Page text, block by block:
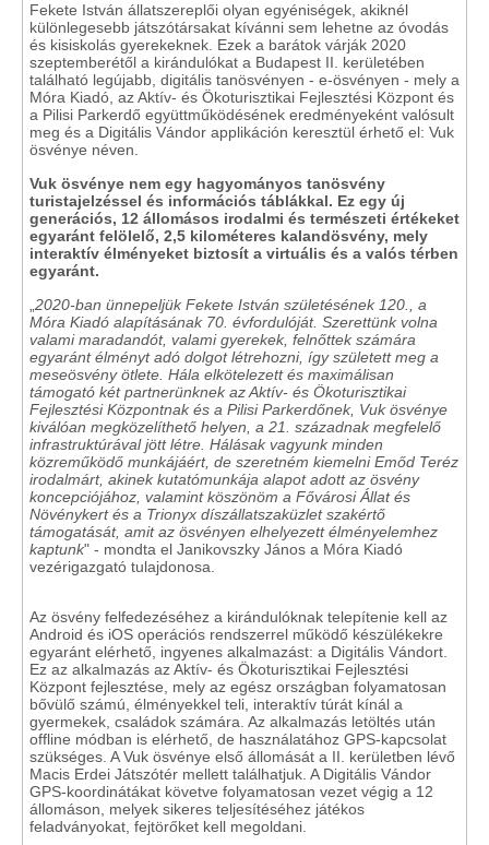
Fekete István állatszereplői olyan egyéniségek, akiknél
különlegesebb játszótársakat kívánni sem lehetne az óvodás
és kisiskolás gyerekeknek. Ezek a barátok várják 2020
szeptemberétől a kirándulókat a Budapest II. kerületében
található legújabb, digitális tanösvényen - e-ösvényen - mely a
Móra Kiadó, az Aktív- és Ökoturisztikai Fejlesztési Központ és
a Pilisi Parkerdő együttműködésének eredményeként valósult
meg és a Digitális Vándor applikáción keresztül érhető el: Vuk
ösvénye néven.
Vuk ösvénye nem egy hagyományos tanösvény
turistajelzéssel és információs táblákkal. Ez egy új
generációs, 12 állomásos irodalmi és természeti értékeket
egyaránt felölelő, 2,5 kilométeres kalandösvény, mely
interaktív élményeket biztosít a virtuális és a valós térben
egyaránt.
2020-ban ünnepeljük Fekete István születésének 120., a
Móra Kiadó alapításának 70. évfordulóját. Szerettünk volna
valami maradandót, valami gyerekek, felnőttek számára
egyaránt élményt adó dolgot létrehozni, így született meg a
meseösvény ötlete. Hála elkötelezett és maximálisan
támogató két partnerünknek az Aktív- és Ökoturisztikai
Fejlesztési Központnak és a Pilisi Parkerdőnek, Vuk ösvénye
kiválóan megközelíthető helyen, a 21. századnak megfelelő
infrastruktúrával jött létre. Hálásak vagyunk minden
közreműködő munkájáért, de szeretném kiemelni Emőd Teréz
irodalmárt, akinek kutatómunkája alapot adott az ösvény
koncepciójához, valamint köszönöm a Fővárosi Állat és
Növénykert és a Trionyx díszállatszaküzlet szakértő
támogatását, amit az ösvényen elhelyezett élményelemhez
kaptunk" - mondta el Janikovszky János a Móra Kiadó
vezérigazgató tulajdonosa.
Az ösvény felfedezéséhez a kirándulóknak telepítenie kell az
Android és iOS operációs rendszerrel működő készülékekre
egyaránt elérhető, ingyenes alkalmazást: a Digitális Vándort.
Ez az alkalmazás az Aktív- és Ökoturisztikai Fejlesztési
Központ fejlesztése, mely az egész országban folyamatosan
bővülő számú, élményekkel teli, interaktív túrát kínál a
gyermekek, családok számára. Az alkalmazás letöltés után
offline módban is elérhető, de használatához GPS-kapcsolat
szükséges. A Vuk ösvénye első állomását a II. kerületben lévő
Macis Erdei Játszótér mellett találhatjuk. A Digitális Vándor
GPS-koordinátákat követve folyamatosan vezet végig a 12
állomáson, melyek sikeres teljesítéséhez játékos
feladványokat, fejtörőket kell megoldani.